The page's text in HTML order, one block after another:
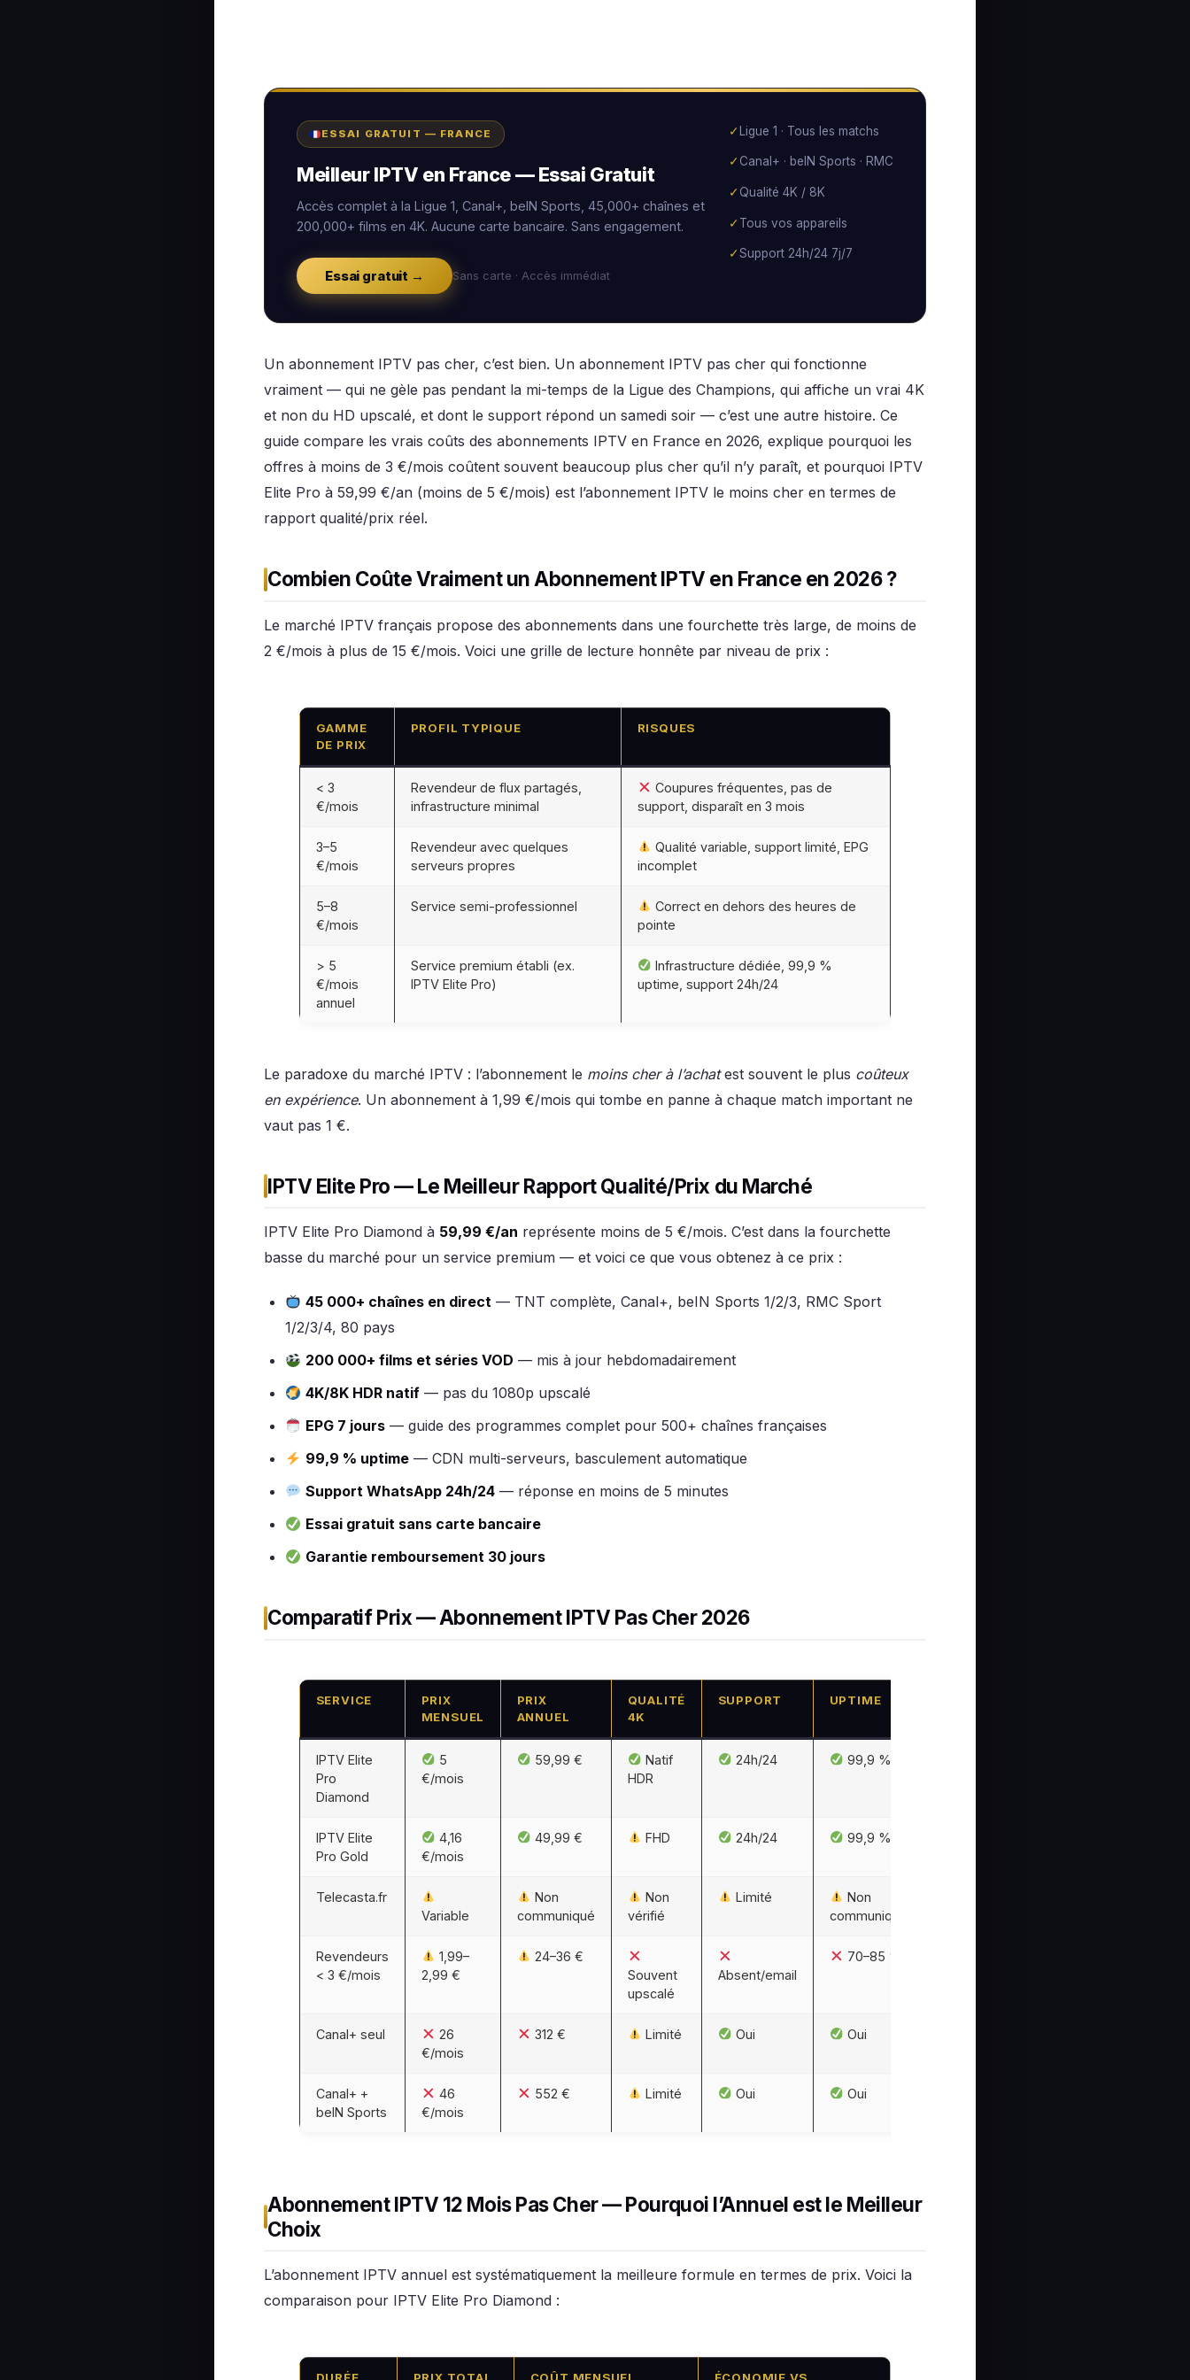
ESSAI GRATUIT — FRANCE
Meilleur IPTV en France — Essai Gratuit
Accès complet à la Ligue 1, Canal+, beIN Sports, 45,000+ chaînes et
200,000+ films en 4K. Aucune carte bancaire. Sans engagement.
Essai gratuit → Sans carte · Accès immédiat
✓ Ligue 1 · Tous les matchs
✓Canal+ · beIN Sports · RMC
✓Qualité 4K / 8K
✓Tous vos appareils
✓Support 24h/24 7j/7
Un abonnement IPTV pas cher, c’est bien. Un abonnement IPTV pas cher qui fonctionne
vraiment — qui ne gèle pas pendant la mi-temps de la Ligue des Champions, qui affiche un vrai 4K
et non du HD upscalé, et dont le support répond un samedi soir — c’est une autre histoire. Ce
guide compare les vrais coûts des abonnements IPTV en France en 2026, explique pourquoi les
offres à moins de 3 €/mois coûtent souvent beaucoup plus cher qu’il n’y paraît, et pourquoi IPTV
Elite Pro à 59,99 €/an (moins de 5 €/mois) est l’abonnement IPTV le moins cher en termes de
rapport qualité/prix réel.
Combien Coûte Vraiment un Abonnement IPTV en France en 2026 ?
Le marché IPTV français propose des abonnements dans une fourchette très large, de moins de
2 €/mois à plus de 15 €/mois. Voici une grille de lecture honnête par niveau de prix :
GAMME
DE PRIX
PROFIL TYPIQUE RISQUES
< 3
€/mois
Revendeur de flux partagés,
infrastructure minimal
Coupures fréquentes, pas de
support, disparaît en 3 mois
3–5
€/mois
Revendeur avec quelques
serveurs propres
Qualité variable, support limité, EPG
incomplet
5–8
€/mois
Service semi-professionnel
Correct en dehors des heures de
pointe
> 5
€/mois
annuel
Service premium établi (ex.
IPTV Elite Pro)
Infrastructure dédiée, 99,9 %
uptime, support 24h/24
Le paradoxe du marché IPTV : l’abonnement le moins cher à l’achatest souvent le plus coûteux
en expérience. Un abonnement à 1,99 €/mois qui tombe en panne à chaque match important ne
vaut pas 1 €.
IPTV Elite Pro — Le Meilleur Rapport Qualité/Prix du Marché
IPTV Elite Pro Diamond à 59,99 €/an représente moins de 5 €/mois. C’est dans la fourchette
basse du marché pour un service premium — et voici ce que vous obtenez à ce prix :
45 000+ chaînes en direct — TNT complète, Canal+, beIN Sports 1/2/3, RMC Sport
1/2/3/4, 80 pays
200 000+ films et séries VOD — mis à jour hebdomadairement
4K/8K HDR natif — pas du 1080p upscalé
EPG 7 jours — guide des programmes complet pour 500+ chaînes françaises
99,9 % uptime — CDN multi-serveurs, basculement automatique
Support WhatsApp 24h/24 — réponse en moins de 5 minutes
Essai gratuit sans carte bancaire
Garantie remboursement 30 jours
Comparatif Prix — Abonnement IPTV Pas Cher 2026
SERVICE
PRIX
MENSUEL
PRIX
ANNUEL
QUALITÉ
4K
SUPPORT UPTIME
IPTV Elite
Pro
Diamond
5
€/mois
59,99 €
Natif
HDR
24h/24 99,9 %
IPTV Elite
Pro Gold
4,16
€/mois
49,99 € FHD 24h/24 99,9 %
Telecasta.fr
Variable
Non
communiqué
Non
vérifié
Limité
Non
communiqué
Revendeurs
< 3 €/mois
1,99–
2,99 €
24–36 €
Souvent
upscalé
Absent/email
70–85 %
Canal+ seul
26
€/mois
312 € Limité Oui Oui
Canal+ +
beIN Sports
46
€/mois
552 € Limité Oui Oui
Abonnement IPTV 12 Mois Pas Cher — Pourquoi l’Annuel est le Meilleur
Choix
L’abonnement IPTV annuel est systématiquement la meilleure formule en termes de prix. Voici la
comparaison pour IPTV Elite Pro Diamond :